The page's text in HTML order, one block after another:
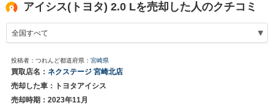
アイシス(トヨタ) 2.0 Lを売却した人のクチコミ
投稿者：つれんど都道府県： 宮崎県
買取店名： ネクステージ 宮崎北店
売却した車：トヨタアイシス
売却時期：2023年11月